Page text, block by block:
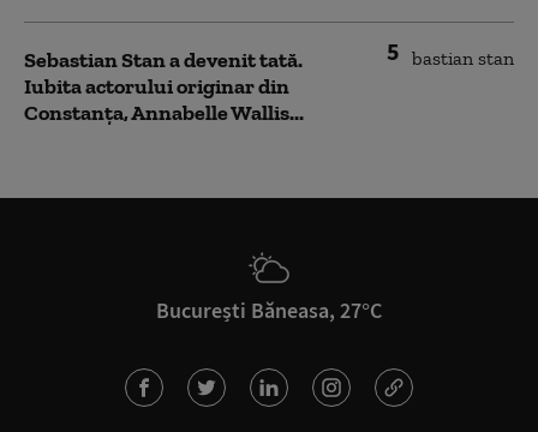
5
Sebastian Stan a devenit tată.
Iubita actorului originar din
Constanța, Annabelle Wallis...
București Băneasa, 27°C